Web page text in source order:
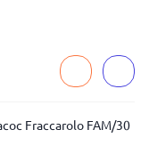
Fraccarolo FAM/30